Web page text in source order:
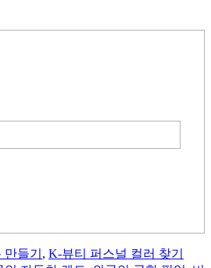
들기 , K-뷰티 퍼스널 컬러 찾기